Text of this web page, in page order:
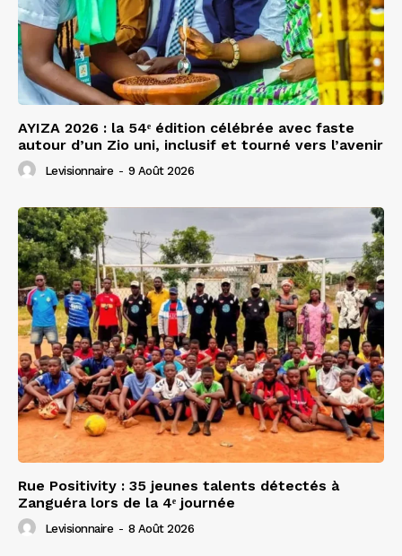
AYIZA 2026 : la 54ᵉ édition célébrée avec faste
autour d’un Zio uni, inclusif et tourné vers l’avenir
Levisionnaire - 9 Août 2026
Rue Positivity : 35 jeunes talents détectés à
Zanguéra lors de la 4ᵉ journée
Levisionnaire - 8 Août 2026